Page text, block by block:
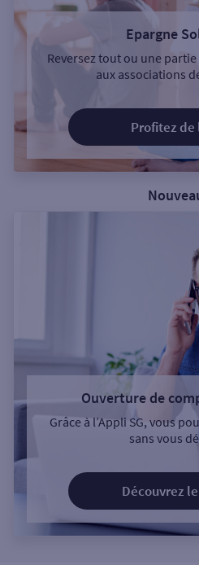
Epargne
Reversez tout ou une
aux associations
Profitez
Ouverture de
Grâce à l’Appli SG, vous
sans vous
Découvrez